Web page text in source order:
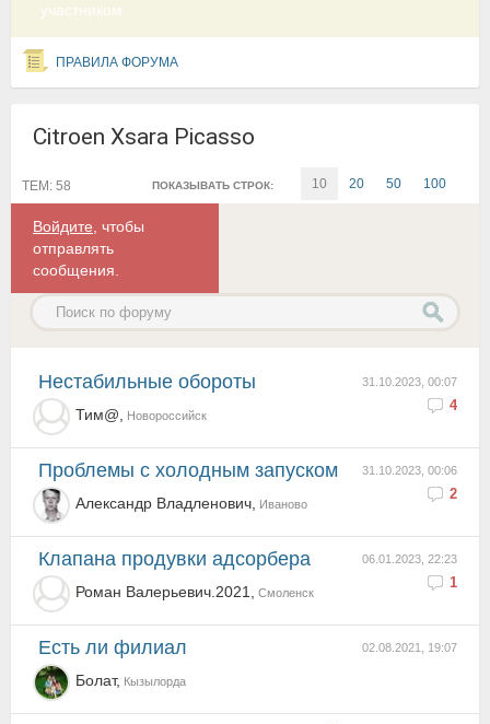
участником
ПРАВИЛА ФОРУМА
Citroen Xsara Picasso
ПОКАЗЫВАТЬ СТРОК: 10 20 50 100
ТЕМ: 58
Войдите , чтобы
отправлять
сообщения.
31.10.2023, 00:07
4
Нестабильные обороты
Тим@, Новороссийск
31.10.2023, 00:06
2
Проблемы с холодным запуском
Александр Владленович, Иваново
06.01.2023, 22:23
1
клапана продувки адсорбера
Роман Валерьевич.2021, Смоленск
02.08.2021, 19:07
Есть ли филиал
Болат, Кызылорда